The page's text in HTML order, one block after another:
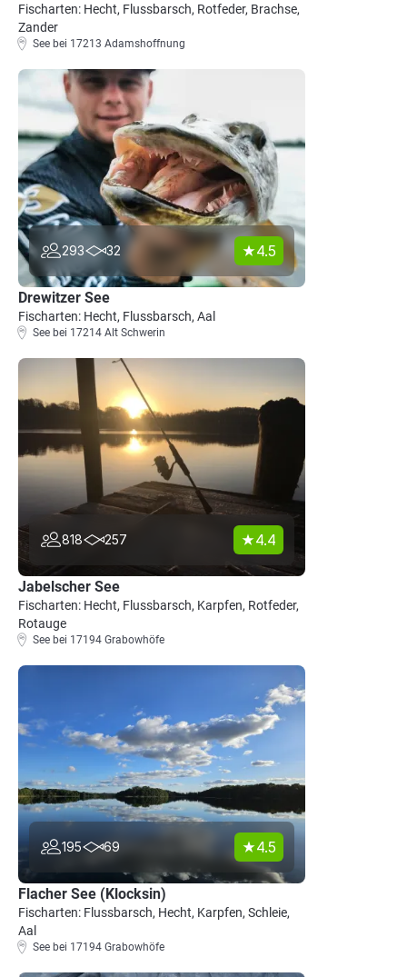
Fischarten: Hecht, Flussbarsch, Rotfeder, Brachse,
Zander
See bei 17213 Adamshoffnung
293 32 4.5
Drewitzer See
Fischarten: Hecht, Flussbarsch, Aal
See bei 17214 Alt Schwerin
818 257 4.4
Jabelscher See
Fischarten: Hecht, Flussbarsch, Karpfen, Rotfeder,
Rotauge
See bei 17194 Grabowhöfe
195 69 4.5
Flacher See (Klocksin)
Fischarten: Flussbarsch, Hecht, Karpfen, Schleie,
Aal
See bei 17194 Grabowhöfe